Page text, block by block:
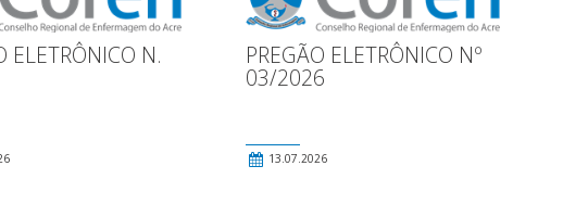
ELETRÔNICO N. PREGÃO ELETRÔNICO Nº
03/2026
13.07.2026